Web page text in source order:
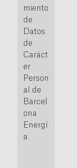
miento
de
Datos
de
Caráct
er
Person
al de
Barcel
ona
Energí
a.